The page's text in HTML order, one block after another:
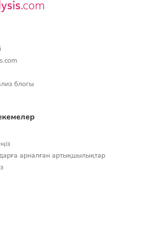
блогы
арналған артықшылықтар